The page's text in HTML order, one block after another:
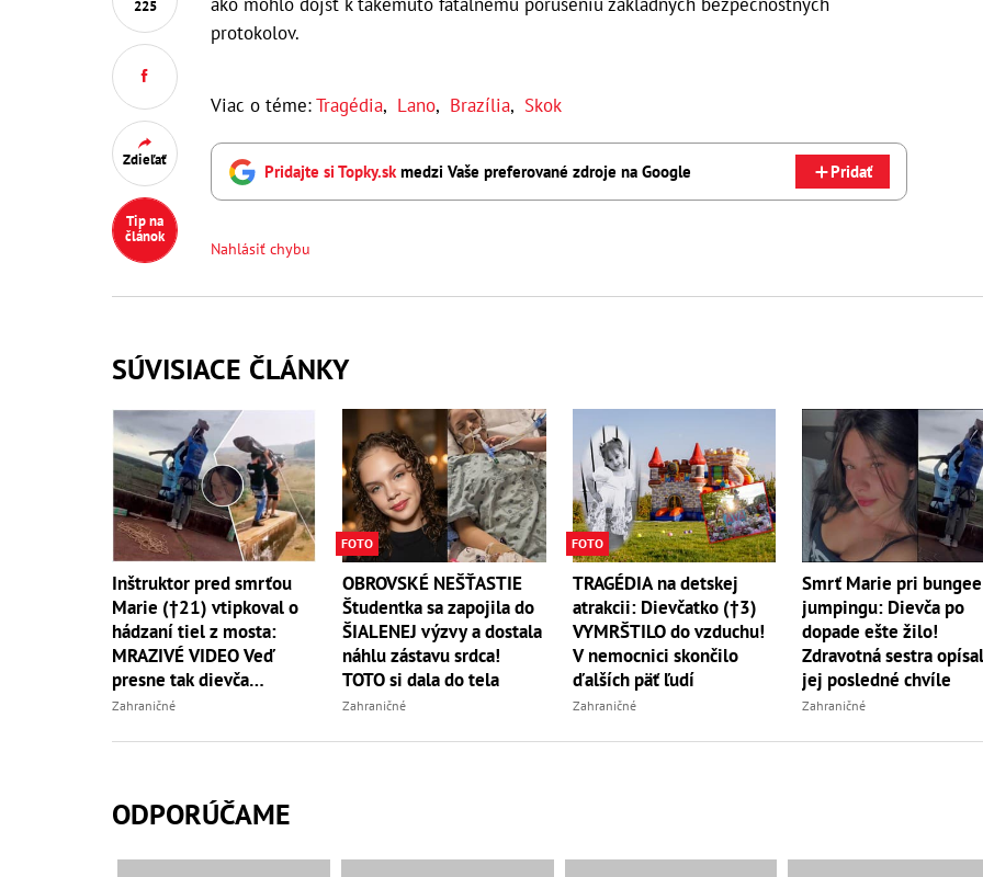
225
Zdieľať
Tip na
článok
protokolov.
Viac o téme:Tragédia, Lano, Brazília, Skok
Pridajte si Topky.sk medzi Vaše preferované zdroje na Google Pridať
Nahlásiť chybu
SÚVISIACE ČLÁNKY
Inštruktor pred smrťou
Marie (†21) vtipkoval o
hádzaní tiel z mosta:
MRAZIVÉ VIDEO Veď
presne tak dievča
zomrelo!
Zahraničné
FOTO
OBROVSKÉ NEŠŤASTIE
Študentka sa zapojila do
ŠIALENEJ výzvy a dostala
náhlu zástavu srdca!
TOTO si dala do tela
Zahraničné
FOTO
TRAGÉDIA na detskej
atrakcii: Dievčatko (†3)
VYMRŠTILO do vzduchu!
V nemocnici skončilo
ďalších päť ľudí
Zahraničné
Smrť Marie pri bungee
jumpingu: Dievča po
dopade ešte žilo!
Zdravotná sestra
jej posledné chvíle
Zahraničné
ODPORÚČAME